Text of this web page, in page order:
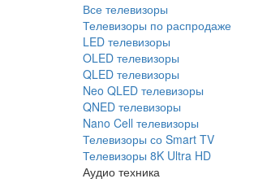
Все телевизоры
Телевизоры по распродаже
LED телевизоры
OLED телевизоры
QLED телевизоры
Neo QLED телевизоры
QNED телевизоры
Nano Cell телевизоры
Телевизоры со Smart TV
Телевизоры 8K Ultra HD
Аудио техника